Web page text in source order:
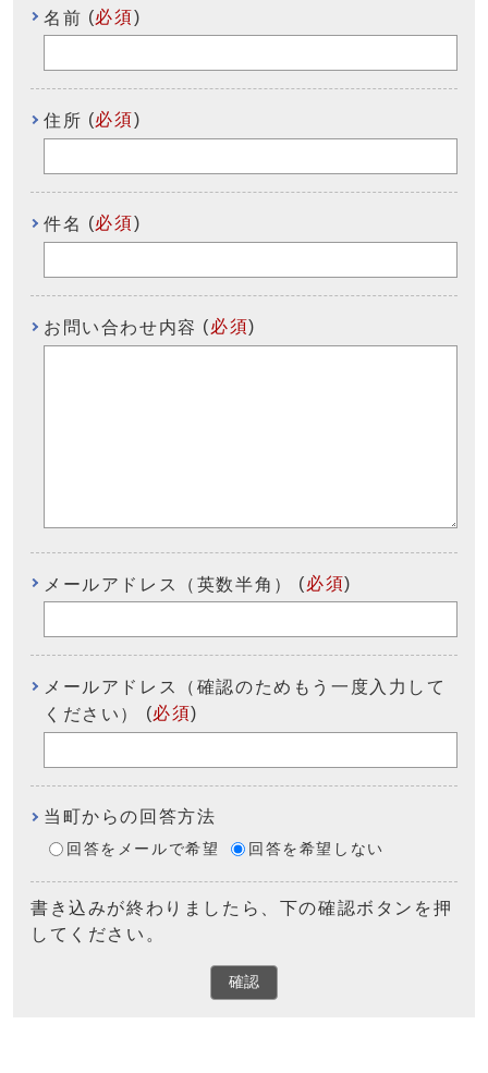
名前 (必須)
住所 (必須)
件名 (必須)
お問い合わせ内容 (必須)
メールアドレス（英数半角） (必須)
メールアドレス（確認のためもう一度入力して
ください）
(必須)
当町からの回答方法
回答をメールで希望 回答を希望しない
書き込みが終わりましたら、下の確認ボタンを押
してください。
確認